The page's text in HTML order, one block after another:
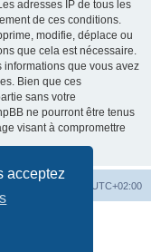
acceptez
adresses IP de tous les
de ces conditions.
modifie, déplace ou
que cela est nécessaire.
informations que vous avez
Bien que ces
sans votre
ne pourront être tenus
visant à compromettre
UTC+02:00